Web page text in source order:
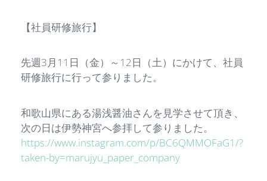
【社員研修旅行】
先週3月11日（金）～12日（土）にかけて、社員
研修旅行に行って参りました。
和歌山県にある湯浅醤油さんを見学させて頂き、
次の日は伊勢神宮へ参拝して参りました。
https://www.instagram.com/p/BC6QMMOFaG1/?
taken-by=marujyu_paper_company